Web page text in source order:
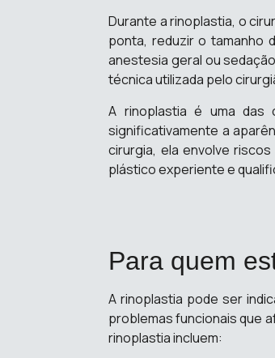
Durante a rinoplastia, o
ponta, reduzir o tamanho
anestesia geral ou
técnica utilizada pelo
​A rinoplastia é uma das
significativamente a
cirurgia, ela envolve
plástico experiente e
Para quem
A rinoplastia pode ser
problemas funcionais que
rinoplastia incluem: